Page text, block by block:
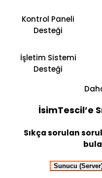
Kontrol Paneli
Desteği
İşletim Sistemi
Desteği
İsimTescil’e
Sıkça sorulan
Sunucu